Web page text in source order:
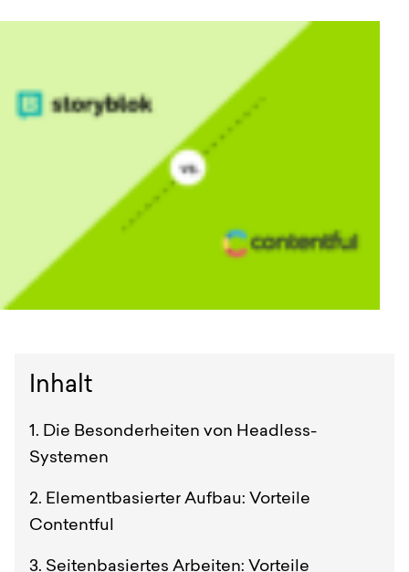
Inhalt
Die Besonderheiten von Headless-
Systemen
Elementbasierter Aufbau: Vorteile
Contentful
Seitenbasiertes Arbeiten: Vorteile